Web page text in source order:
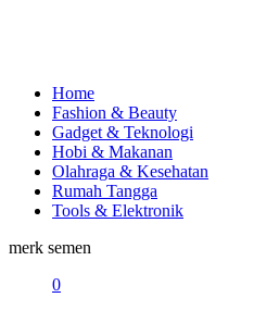
Home
Fashion & Beauty
Gadget & Teknologi
Hobi & Makanan
Olahraga & Kesehatan
Rumah Tangga
Tools & Elektronik
merk semen
0